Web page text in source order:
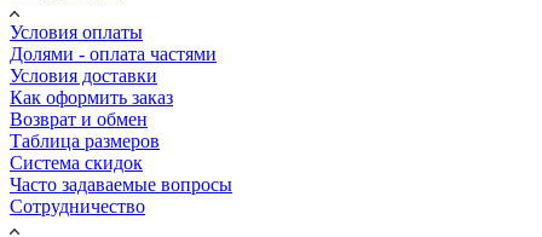
Условия оплаты
Долями - оплата частями
Условия доставки
Как оформить заказ
Возврат и обмен
Таблица размеров
Система скидок
Часто задаваемые вопросы
Сотрудничество